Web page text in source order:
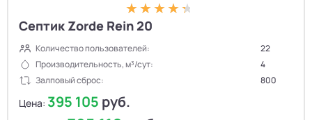
Септик Zorde Rein 20
Количество пользователей:
22
Производительность, м³/сут:
4
Залповый сброс:
800
Цена: 395 105 руб.